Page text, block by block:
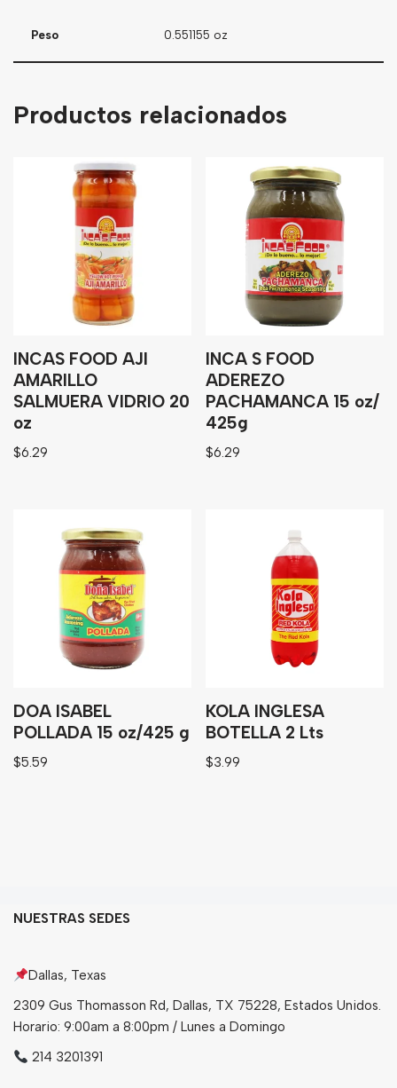
Peso 0.551155 oz
Productos relacionados
INCAS FOOD AJI
AMARILLO
SALMUERA VIDRIO 20
oz
$6.29
INCA S FOOD
ADEREZO
PACHAMANCA 15 oz/
425g
$6.29
DOA ISABEL
POLLADA 15 oz/425 g
$5.59
KOLA INGLESA
BOTELLA 2 Lts
$3.99
NUESTRAS SEDES
Dallas, Texas
2309 Gus Thomasson Rd, Dallas, TX 75228, Estados Unidos.
Horario: 9:00am a 8:00pm / Lunes a Domingo
214 3201391